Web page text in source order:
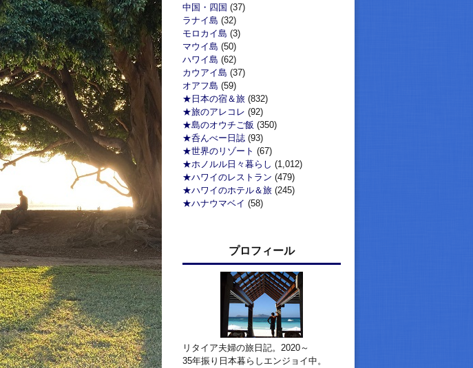
中国・四国 (37)
ラナイ島 (32)
モロカイ島 (3)
マウイ島 (50)
ハワイ島 (62)
カウアイ島 (37)
オアフ島 (59)
★日本の宿＆旅 (832)
★旅のアレコレ (92)
★島のオウチご飯 (350)
★呑んべー日誌 (93)
★世界のリゾート (67)
★ホノルル日々暮らし (1,012)
★ハワイのレストラン (479)
★ハワイのホテル＆旅 (245)
★ハナウマベイ (58)
プロフィール
リタイア夫婦の旅日記。2020～
35年振り日本暮らしエンジョイ中。